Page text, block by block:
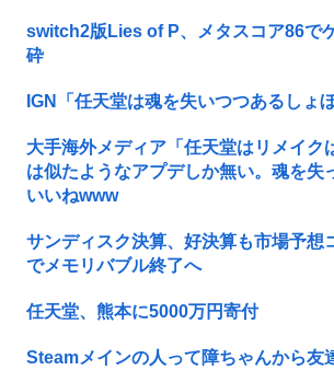
switch2版Lies of P、メタスコア86で
砕
IGN「任天堂は魂を失いつつあるしょ
大手海外メディア「任天堂はリメイク
は似たようなアプデしか無い。魂を
いいねwww
サンディスク決算、好決算も市場予想
でメモリバブル終了へ
任天堂、熊本に5000万円寄付
Steamメインの人って障ちゃんから友